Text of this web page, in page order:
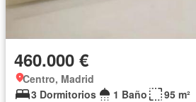
460.000 €
Centro, Madrid
3 Dormitorios
1 Baño
95 m²